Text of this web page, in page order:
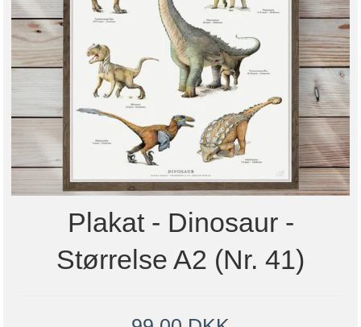
Plakat - Dinosaur -
Størrelse A2 (nr. 41)